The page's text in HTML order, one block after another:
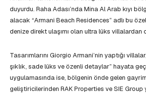
duyurdu. Raha Adası’nda Mina Al Arab kıyı
alacak “Armani Beach Residences” adlı bu
denize direkt ulaşımı olan ultra lüks villalardan
Tasarımlarını Giorgio Armani’nin yaptığı
şıklık, sade lüks ve özenli detaylar” hayata
uygulamasında ise, bölgenin önde gelen
geliştiricilerinden RAK Properties ve SIE Group